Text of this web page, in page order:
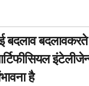
बदलाव बदलावकरते
है